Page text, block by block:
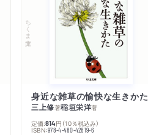
ちくま文庫
身近な雑草の愉快な生きかた
三上修著稲垣栄洋著
定価:814円 （10％税込み）
ISBN:978-4-480-42819-6